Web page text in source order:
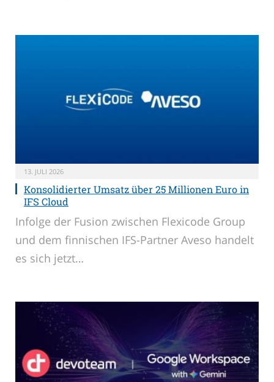
13. JULI 2026
Konsolidierter Umsatz über 25 Millionen Euro in
IFS Cloud
Infolge der Fusion zwischen Flexicode Group
und dem finnischen IFS-Partner Aveso handelt
es sich jetzt…